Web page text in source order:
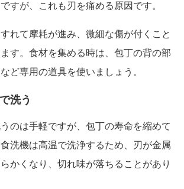
すが、これも刃を痛める原因です。
れて摩耗が進み、微細な傷が付くこと
す。食材を集める時は、包丁の背の部
ど専用の道具を使いましょう。
洗う
のは手軽ですが、包丁の寿命を縮めて
洗機は高温で洗浄するため、刃が金属
かくなり、切れ味が落ちることがあり